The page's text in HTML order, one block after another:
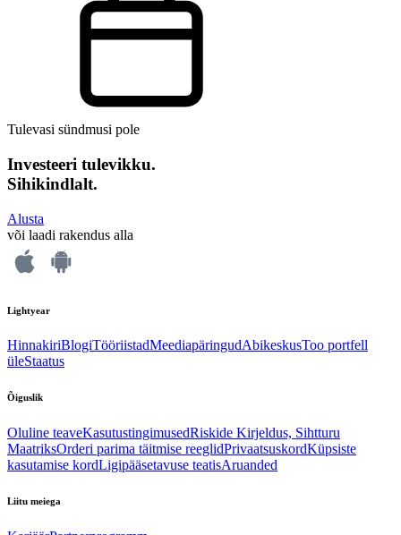
Tulevasi sündmusi pole
Investeeri tulevikku.
Sihikindlalt.
Alusta
või laadi rakendus alla
Lightyear
HinnakiriBlogiTööriistadMeediapäringudAbikeskusToo portfell
üleStaatus
Õiguslik
Oluline teaveKasutustingimusedRiskide Kirjeldus, Sihtturu
MaatriksOrderi parima täitmise reeglidPrivaatsuskordKüpsiste
kasutamise kordLigipääsetavuse teatisAruanded
Liitu meiega